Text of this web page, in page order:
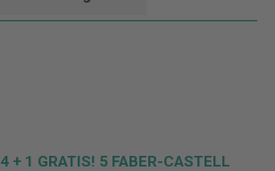
4 + 1 GRATIS! 5 FABER-CASTELL